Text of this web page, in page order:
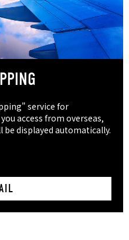
service for
access from overseas,
be displayed automatically.